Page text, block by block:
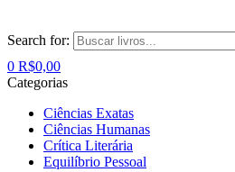
Search for:
0 R$0,00
Categorias
Ciências Exatas
Ciências Humanas
Crítica Literária
Equilíbrio Pessoal